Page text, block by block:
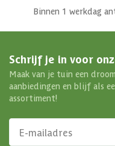
Binnen 1 werkdag
Schrijf je in voor
Maak van je tuin een
aanbiedingen en blijf als
assortiment!